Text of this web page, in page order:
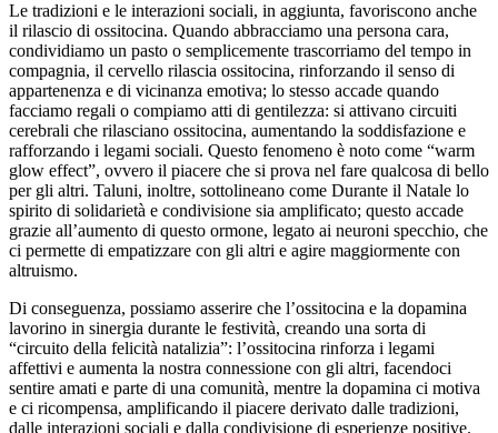
Le tradizioni e le interazioni sociali, in aggiunta, favoriscono anche
il rilascio di ossitocina. Quando abbracciamo una persona cara,
condividiamo un pasto o semplicemente trascorriamo del tempo in
compagnia, il cervello rilascia ossitocina, rinforzando il senso di
appartenenza e di vicinanza emotiva; lo stesso accade quando
facciamo regali o compiamo atti di gentilezza: si attivano circuiti
cerebrali che rilasciano ossitocina, aumentando la soddisfazione e
rafforzando i legami sociali. Questo fenomeno è noto come “warm
glow effect”, ovvero il piacere che si prova nel fare qualcosa di bello
per gli altri. Taluni, inoltre, sottolineano come Durante il Natale lo
spirito di solidarietà e condivisione sia amplificato; questo accade
grazie all’aumento di questo ormone, legato ai neuroni specchio, che
ci permette di empatizzare con gli altri e agire maggiormente con
altruismo.
Di conseguenza, possiamo asserire che l’ossitocina e la dopamina
lavorino in sinergia durante le festività, creando una sorta di
“circuito della felicità natalizia”: l’ossitocina rinforza i legami
affettivi e aumenta la nostra connessione con gli altri, facendoci
sentire amati e parte di una comunità, mentre la dopamina ci motiva
e ci ricompensa, amplificando il piacere derivato dalle tradizioni,
dalle interazioni sociali e dalla condivisione di esperienze positive.